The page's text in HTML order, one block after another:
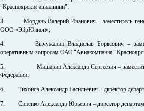
"Красноярские авиалинии";
3. Мордань Валерий Иванович – заместитель
ООО «ЭйрЮнион»;
4. Вычужанин Владислав Борисович –
оперативным вопросам ОАО "Авиакомпания
5. Мишарин Александр Сергеевич – заместитель
Федерации;
6. Тихонов Александр Васильевич – директор
7. Синенко Александр Юрьевич – директор